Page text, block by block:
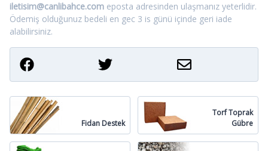
iletisim@canlibahce.com eposta adresinden ulaşmanız yeterlidir.
Ödemiş olduğunuz bedeli en gec 3 is günü içinde geri iade
alabilirsiniz.
Fidan Destek
Torf Toprak
Gübre